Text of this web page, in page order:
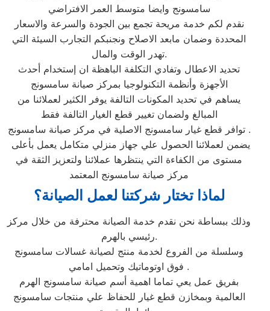
سامسونج وايضا متوسط العمر الافتراضي
نقدم لكم خدمة مريحة تجمع بين الجودة والسرعة والاسعار
المحددة وضمان مابعد الاصلاح ونجنبكم التجارب السيئة التي
تهدر الوقت والمال.
تحديد الاعطال وتفادي التكلفة الباهظة ان إستخدام أحدث
الأجهزة وأنظمة التكنولوجيا بمركز صيانة سامسونج
يساهم في تحديد المكونات التالفة يوفر الكثير لعملائنا من
المبالغ ولضمان تغيير قطع الغيار التالفة فقط
توافر قطع غيار سامسونج الاصلية في مركز صيانة سامسونج .
مستوى من الكفاءة التي ينتظرها عملائنا ولتعزيز الثقة في
مركز صيانة سامسونج المعتمد
لماذا تختار شركتنا لعمل الصيانة؟
وذلك ببساطة نحن نقدم خدمة الصيانة محترفة من خلال مركز
رئيسي بالهرم.
وسلسلة من الفروع لخدمة منتج لصيانة غسالات سامسونج
فوق اوتوماتيك وتحميل امامي .
بفريق عمل يعي تماما اهمية أسم صيانة سامسونج الهرم
العالمية وبمخازن قطع غيار للحفاظ علي منتجات سامسونج